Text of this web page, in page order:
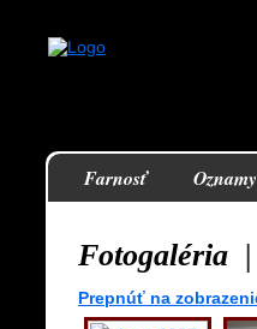
Farnosť Oznamy
Fotogaléria |
Prepnúť na